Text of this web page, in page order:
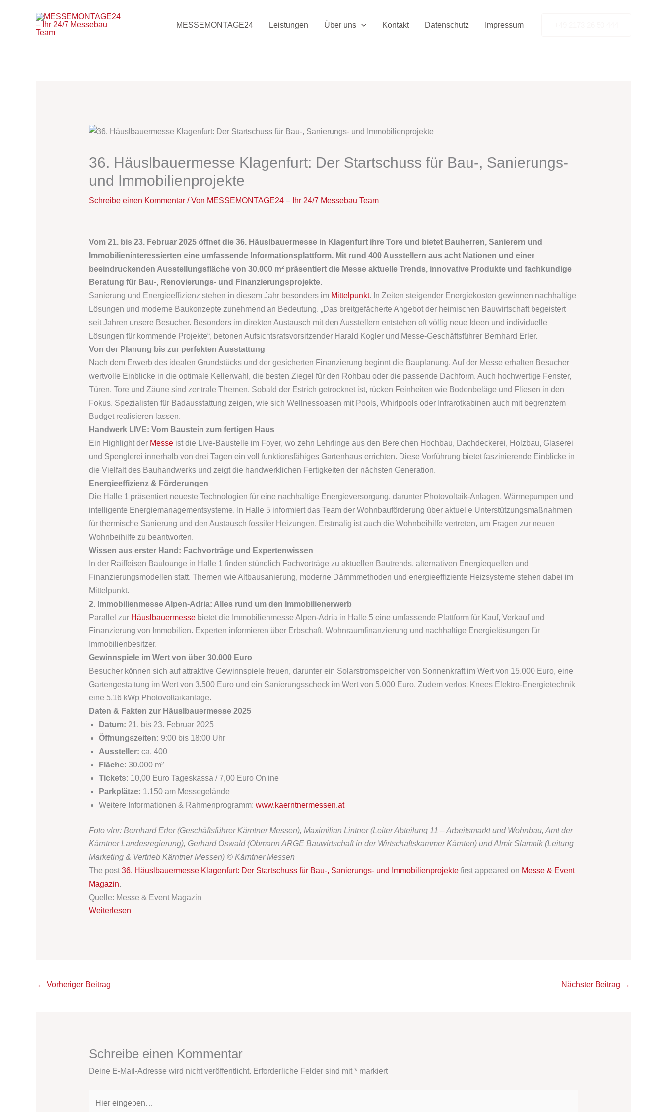
MESSEMONTAGE24 Leistungen Über uns Kontakt Datenschutz Impressum
36. Häuslbauermesse Klagenfurt: Der Startschuss für Bau-, Sanierungs-
und Immobilienprojekte
Schreibe einen Kommentar / Von MESSEMONTAGE24 – Ihr 24/7 Messebau Team
Vom 21. bis 23. Februar 2025 öffnet die 36. Häuslbauermesse in Klagenfurt ihre Tore und bietet Bauherren, Sanierern und
Immobilieninteressierten eine umfassende Informationsplattform. Mit rund 400 Ausstellern aus acht Nationen und einer
beeindruckenden Ausstellungsfläche von 30.000 m² präsentiert die Messe aktuelle Trends, innovative Produkte und fachkundige
Beratung für Bau-, Renovierungs- und Finanzierungsprojekte.
Sanierung und Energieeffizienz stehen in diesem Jahr besonders im Mittelpunkt. In Zeiten steigender Energiekosten gewinnen nachhaltige
Lösungen und moderne Baukonzepte zunehmend an Bedeutung. „Das breitgefächerte Angebot der heimischen Bauwirtschaft begeistert
seit Jahren unsere Besucher. Besonders im direkten Austausch mit den Ausstellern entstehen oft völlig neue Ideen und individuelle
Lösungen für kommende Projekte“, betonen Aufsichtsratsvorsitzender Harald Kogler und Messe-Geschäftsführer Bernhard Erler.
Von der Planung bis zur perfekten Ausstattung
Nach dem Erwerb des idealen Grundstücks und der gesicherten Finanzierung beginnt die Bauplanung. Auf der Messe erhalten Besucher
wertvolle Einblicke in die optimale Kellerwahl, die besten Ziegel für den Rohbau oder die passende Dachform. Auch hochwertige Fenster,
Türen, Tore und Zäune sind zentrale Themen. Sobald der Estrich getrocknet ist, rücken Feinheiten wie Bodenbeläge und Fliesen in den
Fokus. Spezialisten für Badausstattung zeigen, wie sich Wellnessoasen mit Pools, Whirlpools oder Infrarotkabinen auch mit begrenztem
Budget realisieren lassen.
Handwerk LIVE: Vom Baustein zum fertigen Haus
Ein Highlight der Messeist die Live-Baustelle im Foyer, wo zehn Lehrlinge aus den Bereichen Hochbau, Dachdeckerei, Holzbau, Glaserei
und Spenglerei innerhalb von drei Tagen ein voll funktionsfähiges Gartenhaus errichten. Diese Vorführung bietet faszinierende Einblicke in
die Vielfalt des Bauhandwerks und zeigt die handwerklichen Fertigkeiten der nächsten Generation.
Energieeffizienz & Förderungen
Die Halle 1 präsentiert neueste Technologien für eine nachhaltige Energieversorgung, darunter Photovoltaik-Anlagen, Wärmepumpen und
intelligente Energiemanagementsysteme. In Halle 5 informiert das Team der Wohnbauförderung über aktuelle Unterstützungsmaßnahmen
für thermische Sanierung und den Austausch fossiler Heizungen. Erstmalig ist auch die Wohnbeihilfe vertreten, um Fragen zur neuen
Wohnbeihilfe zu beantworten.
Wissen aus erster Hand: Fachvorträge und Expertenwissen
In der Raiffeisen Baulounge in Halle 1 finden stündlich Fachvorträge zu aktuellen Bautrends, alternativen Energiequellen und
Finanzierungsmodellen statt. Themen wie Altbausanierung, moderne Dämmmethoden und energieeffiziente Heizsysteme stehen dabei im
Mittelpunkt.
2. Immobilienmesse Alpen-Adria: Alles rund um den Immobilienerwerb
Parallel zur Häuslbauermessebietet die Immobilienmesse Alpen-Adria in Halle 5 eine umfassende Plattform für Kauf, Verkauf und
Finanzierung von Immobilien. Experten informieren über Erbschaft, Wohnraumfinanzierung und nachhaltige Energielösungen für
Immobilienbesitzer.
Gewinnspiele im Wert von über 30.000 Euro
Besucher können sich auf attraktive Gewinnspiele freuen, darunter ein Solarstromspeicher von Sonnenkraft im Wert von 15.000 Euro, eine
Gartengestaltung im Wert von 3.500 Euro und ein Sanierungsscheck im Wert von 5.000 Euro. Zudem verlost Knees Elektro-Energietechnik
eine 5,16 kWp Photovoltaikanlage.
Daten & Fakten zur Häuslbauermesse 2025
Datum: 21. bis 23. Februar 2025
Öffnungszeiten: 9:00 bis 18:00 Uhr
Aussteller: ca. 400
Fläche: 30.000 m²
Tickets: 10,00 Euro Tageskassa / 7,00 Euro Online
Parkplätze: 1.150 am Messegelände
Weitere Informationen & Rahmenprogramm: www.kaerntnermessen.at
Foto vlnr: Bernhard Erler (Geschäftsführer Kärntner Messen), Maximilian Lintner (Leiter Abteilung 11 – Arbeitsmarkt und Wohnbau, Amt der
Kärntner Landesregierung), Gerhard Oswald (Obmann ARGE Bauwirtschaft in der Wirtschaftskammer Kärnten) und Almir Slamnik (Leitung
Marketing & Vertrieb Kärntner Messen) © Kärntner Messen
The post 36. Häuslbauermesse Klagenfurt: Der Startschuss für Bau-, Sanierungs- und Immobilienprojektefirst appeared on Messe & Event
Magazin.
Quelle: Messe & Event Magazin
Weiterlesen
← Vorheriger Beitrag Nächster Beitrag →
Schreibe einen Kommentar
Deine E-Mail-Adresse wird nicht veröffentlicht. Erforderliche Felder sind mit*markiert
eingeben…